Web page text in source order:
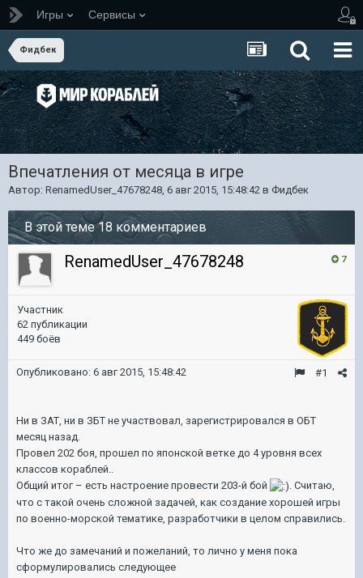
Игры Сервисы
Фидбек
Впечатления от месяца в игре
Автор: RenamedUser_47678248, 6 авг 2015, 15:48:42 в Фидбек
В этой теме 18 комментариев
7
RenamedUser_47678248
Участник
62 публикации
449 боёв
#1
Опубликовано: 6 авг 2015, 15:48:42
Ни в ЗАТ, ни в ЗБТ не участвовал, зарегистрировался в ОБТ
месяц назад.
Провел 202 боя, прошел по японской ветке до 4 уровня всех
классов кораблей..
Общий итог – есть настроение провести 203-й бой
. Считаю,
что с такой очень сложной задачей, как создание хорошей игры
по военно-морской тематике, разработчики в целом справились.
Что же до замечаний и пожеланий, то лично у меня пока
сформулировались следующее